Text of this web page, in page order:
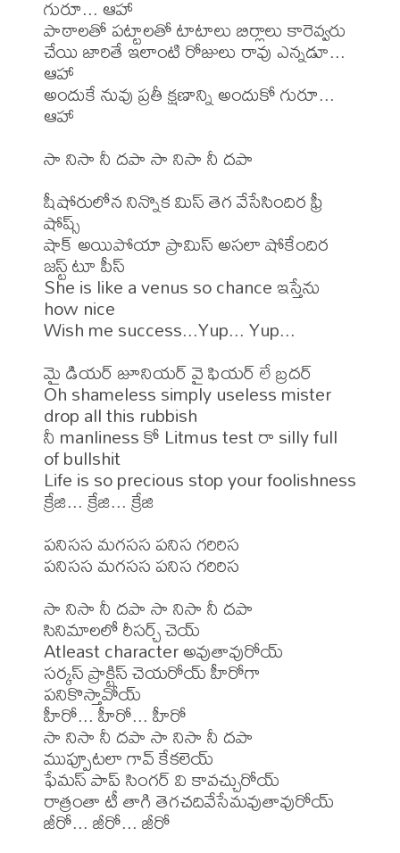
గురూ... ఆహా
పాఠాలతో పట్టాలతో టాటాలు బిర్లాలు కారెవ్వరు
చేయి జారితే ఇలాంటి రోజులు రావు ఎన్నడూ...
ఆహా
అందుకే నువు ప్రతీ క్షణాన్ని అందుకో గురూ...
ఆహా
సా నిసా నీ దపా సా నిసా నీ దపా
షీషోరులోన నిన్నొక మిస్ తెగ వేసేసిందిర ఫ్రీ
షోష్స్
షాక్ అయిపోయా ప్రామిస్ అసలా షోకేందిర
జస్ట్ టూ పీస్
She is like a venus so chance ఇస్తేను
how nice
Wish me success...Yup... Yup...
మై డియర్ జూనియర్ వై ఫియర్ లే బ్రదర్
Oh shameless simply useless mister
drop all this rubbish
నీ manliness కో Litmus test రా silly full
of bullshit
Life is so precious stop your foolishness
క్రేజి... క్రేజి... క్రేజి
పనిసస మగసస పనిస గరిరిస
పనిసస మగసస పనిస గరిరిస
సా నిసా నీ దపా సా నిసా నీ దపా
సినిమాలలో రీసర్చ్ చెయ్
Atleast character అవుతావురోయ్
సర్కస్ ప్రాక్టిస్ చెయరోయ్ హీరోగా
పనికొస్తావోయ్
హీరో... హీరో... హీరో
సా నిసా నీ దపా సా నిసా నీ దపా
ముప్పూటలా గావ్ కేకలెయ్
ఫేమస్ పాప్ సింగర్ వి కావచ్చురోయ్
రాత్రంతా టీ తాగి తెగచదివేసేమవుతావురోయ్
జీరో... జీరో... జీరో